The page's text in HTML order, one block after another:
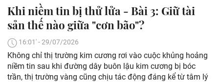
Khi niềm tin bị thử lửa - Bài 3: Giữ tài
sản thế nào giữa "cơn bão"?
16:01' - 29/07/2026
Không chỉ thị trường kim cương rơi vào cuộc khủng hoảng
niềm tin sau khi đường dây buôn lậu kim cương bị bóc
trần, thị trường vàng cũng chịu tác động đáng kể từ tâm lý